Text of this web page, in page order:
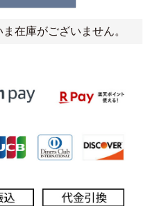
在庫がございません。